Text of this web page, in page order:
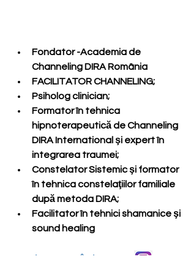
Fondator -Academia de
Channeling DIRA România
FACILITATOR CHANNELING;
Psiholog clinician;
Formator în tehnica
hipnoterapeutică de Channeling
DIRA International şi expert în
integrarea traumei;
Constelator Sistemic şi formator
în tehnica constelaţiilor familiale
după metoda DIRA;
Facilitator în tehnici shamanice şi
sound healing